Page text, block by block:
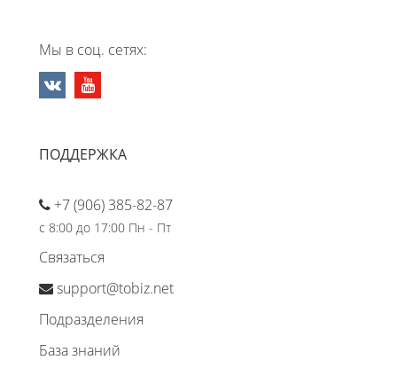
Мы в соц. сетях:
ПОДДЕРЖКА
+7 (906) 385-82-87
с 8:00 до 17:00 Пн - Пт
Связаться
support@tobiz.net
Подразделения
База знаний